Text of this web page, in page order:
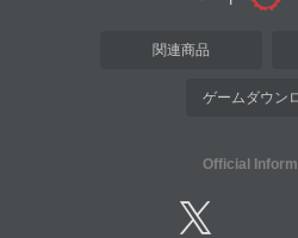
関連商品
ゲームダウン
Official